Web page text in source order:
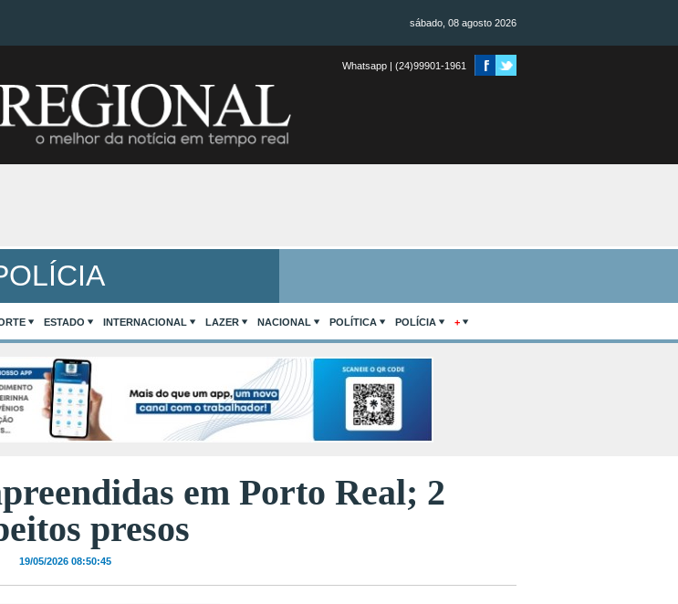
sábado, 08 agosto 2026
Whatsapp | (24)99901-1961
ESTADO INTERNACIONAL LAZER NACIONAL POLÍTICA POLÍCIA +
em Porto Real; 2
presos
19/05/2026 08:50:45